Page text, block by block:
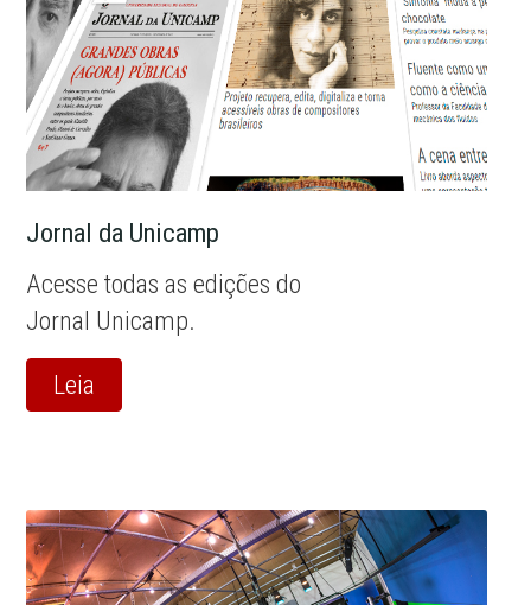
Jornal da Unicamp
Acesse todas as edições do
Jornal Unicamp.
Leia